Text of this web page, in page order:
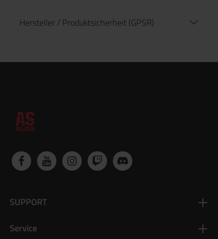
Hersteller / Produktsicherheit (GPSR)
SUPPORT
Service